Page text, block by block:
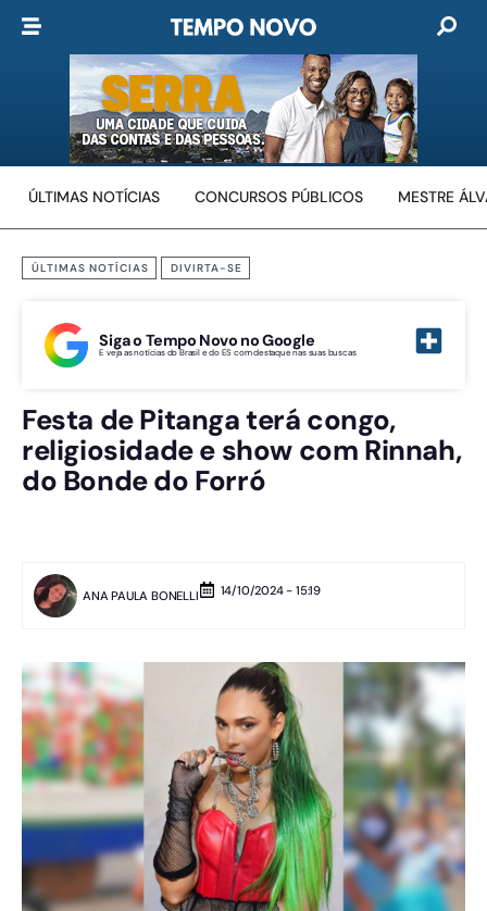
ÚLTIMAS NOTÍCIAS CONCURSOS PÚBLICOS MESTRE
ÚLTIMAS NOTÍCIAS DIVIRTA-SE
Siga o Tempo Novo no Google
E veja as notícias do Brasil e do ES com destaque nas suas buscas
Festa de Pitanga terá congo,
religiosidade e show com Rinnah,
do Bonde do Forró
ANA PAULA BONELLI 14/10/2024 - 15:19